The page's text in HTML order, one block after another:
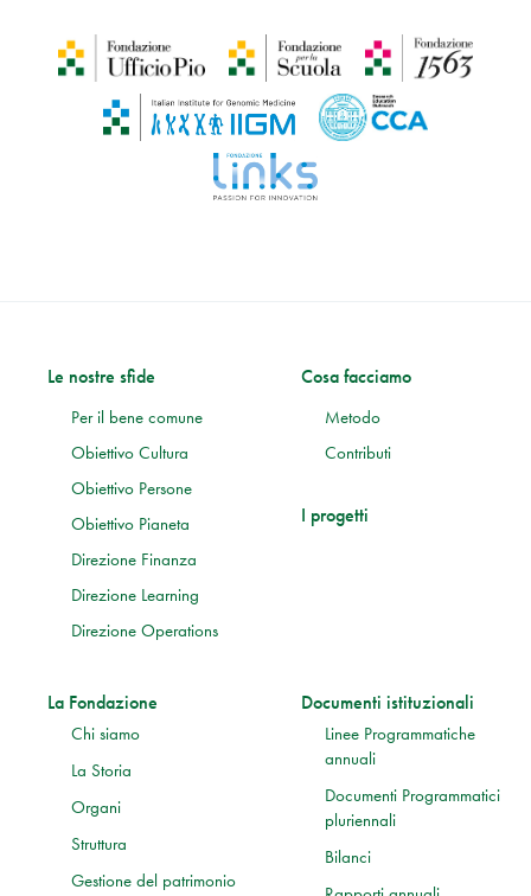
Le nostre sfide
Per il bene comune
Obiettivo Cultura
Obiettivo Persone
Obiettivo Pianeta
Direzione Finanza
Direzione Learning
Direzione Operations
Cosa facciamo
Metodo
Contributi
I progetti
La Fondazione
Chi siamo
La Storia
Organi
Struttura
Gestione del patrimonio
Documenti istituzionali
Linee Programmatiche
annuali
Documenti Programmatici
pluriennali
Bilanci